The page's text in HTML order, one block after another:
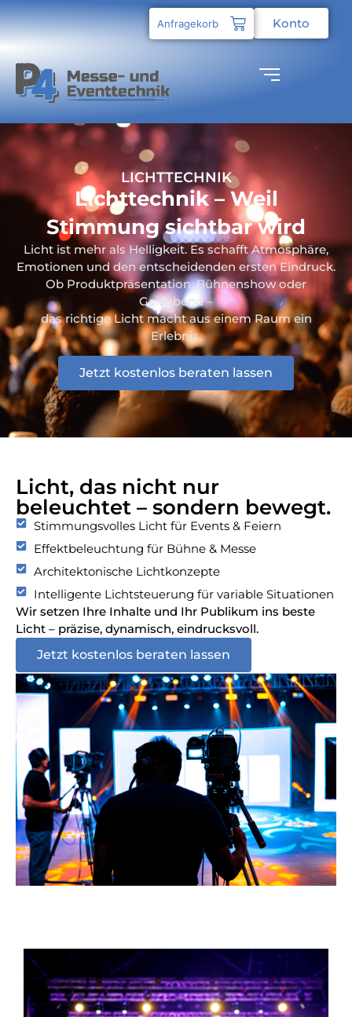
Konto
Anfragekorb
LICHTTECHNIK
Lichttechnik – Weil
Stimmung sichtbar wird
Licht ist mehr als Helligkeit. Es schafft Atmosphäre,
Emotionen und den entscheidenden ersten Eindruck.
Ob Produktpräsentation, Bühnenshow oder
Galaabend –
das richtige Licht macht aus einem Raum ein
Erlebnis.
Jetzt kostenlos beraten lassen
Licht, das nicht nur
beleuchtet – sondern bewegt.
Stimmungsvolles Licht für Events & Feiern
Effektbeleuchtung für Bühne & Messe
Architektonische Lichtkonzepte
Intelligente Lichtsteuerung für variable Situationen
Wir setzen Ihre Inhalte und Ihr Publikum ins beste
Licht – präzise, dynamisch, eindrucksvoll.
Jetzt kostenlos beraten lassen